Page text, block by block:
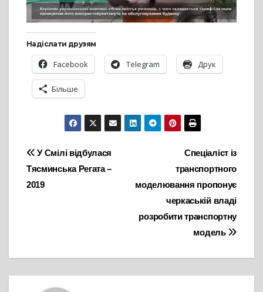
Надіслати друзям
Facebook Telegram Друк
Більше
Навігація
записів
Спеціаліст із
транспортного
моделювання пропонує
черкаській владі
розробити транспортну
модель
У Смілі відбулася
Тясминська Регата –
2019